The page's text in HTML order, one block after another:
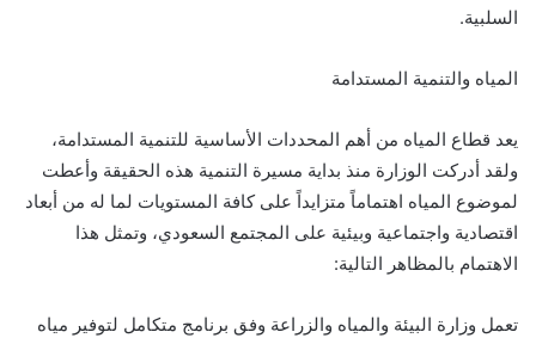
السلبية.
المياه والتنمية المستدامة
يعد قطاع المياه من أهم المحددات الأساسية للتنمية المستدامة،
ولقد أدركت الوزارة منذ بداية مسيرة التنمية هذه الحقيقة وأعطت
لموضوع المياه اهتماماً متزايداً على كافة المستويات لما له من أبعاد
اقتصادية واجتماعية وبيئية على المجتمع السعودي، وتمثل هذا
الاهتمام بالمظاهر التالية:
تعمل وزارة البيئة والمياه والزراعة وفق برنامج متكامل لتوفير مياه